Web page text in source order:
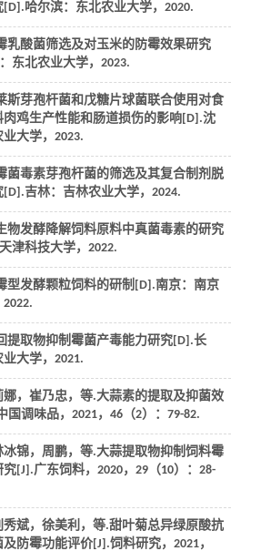
哈尔滨：东北农业大学， 2020.
乳酸菌筛选及对玉米的防霉效果研究
东北农业大学， 2023.
斯芽孢杆菌和戊糖片球菌联合使用对食
肉鸡生产性能和肠道损伤的影响[D].沈
大学， 2023.
菌毒素芽孢杆菌的筛选及其复合制剂脱
吉林：吉林农业大学， 2024.
物发酵降解饲料原料中真菌毒素的研究
津科技大学， 2022.
型发酵颗粒饲料的研制[D].南京：南京
2022.
提取物抑制霉菌产毒能力研究[D].长
大学， 2021.
，崔乃忠， 等.大蒜素的提取及抑菌效
国调味品， 2021， 46（2）：79-82.
锦，周鹏， 等.大蒜提取物抑制饲料霉
究[J].广东饲料， 2020， 29（10）：28-
斌，徐美利， 等.甜叶菊总异绿原酸抗
及防霉功能评价[J].饲料研究， 2021，